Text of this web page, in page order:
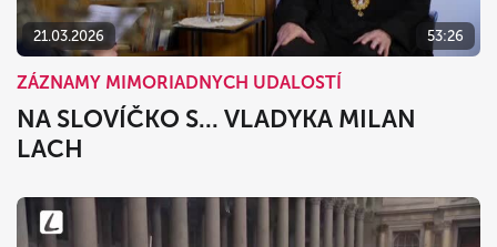
21.03.2026 53:26
ZÁZNAMY MIMORIADNYCH UDALOSTÍ
NA SLOVÍČKO S... VLADYKA MILAN
LACH